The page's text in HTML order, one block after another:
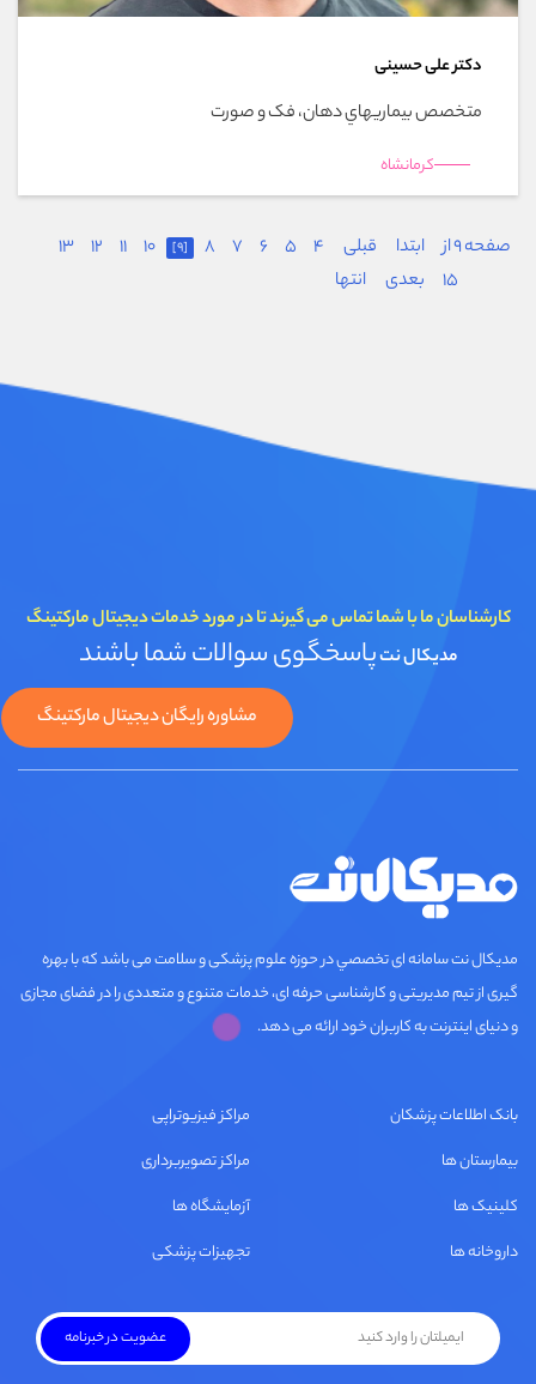
دکتر علی حسینی
متخصص بيماريهاي دهان، فک و صورت
کرمانشاه
صفحه 9 از
15
ابتدا قبلی 4
5
6
7
8
[9]
10
11
12
13
بعدی
انتها
کارشناسان ما با شما تماس می گیرند تا در مورد خدمات دیجیتال مارکتینگ
مدیکال نتپاسخگوی سوالات شما باشند
مشاوره رایگان دیجیتال مارکتینگ
مديكال نت سامانه ای تخصصي در حوزه علوم پزشکی و سلامت می باشد که با بهره
گیری از تیم مدیریتی و کارشناسی حرفه ای، خدمات متنوع و متعددی را در فضای مجازی
و دنیای اینترنت به کاربران خود ارائه می دهد.
بانک اطلاعات پزشکان
بیمارستان ها
کلینیک ها
داروخانه ها
مراکز فیزیوتراپی
مراکز تصویربرداری
آزمایشگاه ها
تجهیزات پزشکی